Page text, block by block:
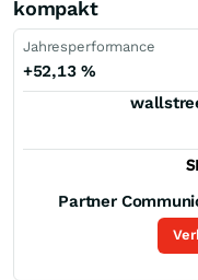
kompakt
Jahresperformance
+52,13 %
Partner